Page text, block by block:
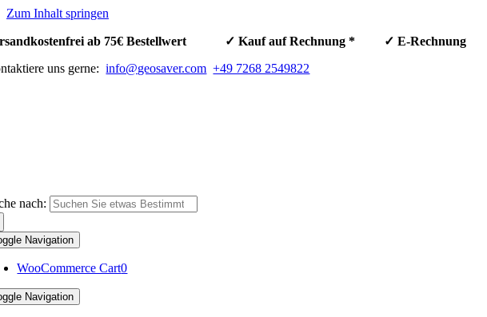
Zum Inhalt springen
ab 75€ Bestellwert ✓ Kauf auf Rechnung * ✓ E-Rechnung
uns gerne: info@geosaver.com +49 7268 2549822
nach:
Navigation
WooCommerce Cart0
Navigation